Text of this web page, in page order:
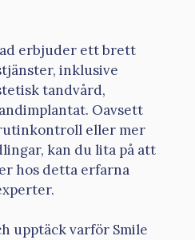
erbjuder ett brett
inklusive
tandvård,
Oavsett
eller mer
kan du lita på att
hos detta erfarna
upptäck varför Smile